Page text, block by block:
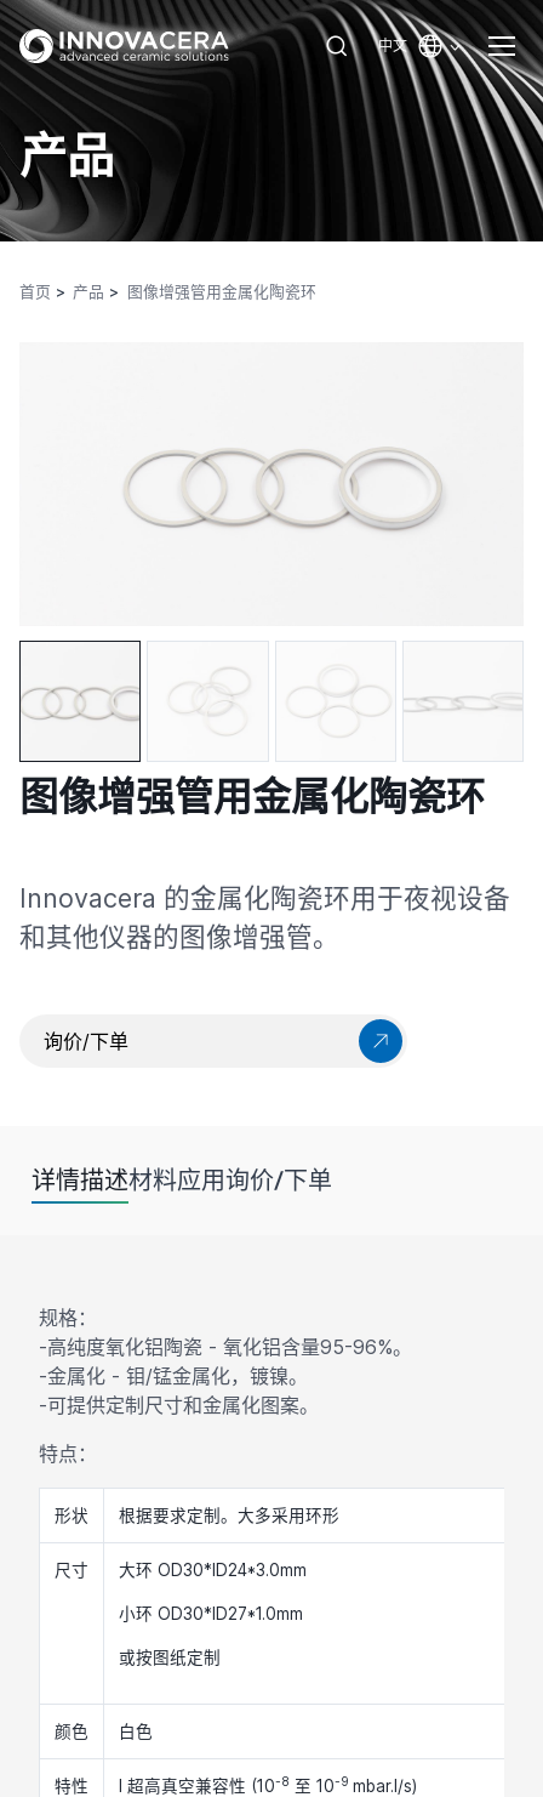
中文
产品
首页 产品 图像增强管用金属化陶瓷环
图像增强管用金属化陶瓷环
Innovacera 的金属化陶瓷环用于夜视设备
和其他仪器的图像增强管。
询价/下单
详情描述材料应用询价/下单
规格：
-高纯度氧化铝陶瓷 - 氧化铝含量95-96%。
-金属化 - 钼/锰金属化，镀镍。
-可提供定制尺寸和金属化图案。
特点：
形状 根据要求定制。大多采用环形
尺寸 大环 OD30*ID24*3.0mm
小环 OD30*ID27*1.0mm
或按图纸定制
颜色 白色
特性 l 超高真空兼容性 (10-8 至 10-9 mbar.l/s)